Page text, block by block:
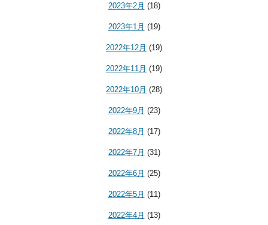
2023年2月 (18)
2023年1月 (19)
2022年12月 (19)
2022年11月 (19)
2022年10月 (28)
2022年9月 (23)
2022年8月 (17)
2022年7月 (31)
2022年6月 (25)
2022年5月 (11)
2022年4月 (13)